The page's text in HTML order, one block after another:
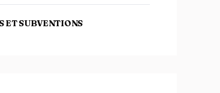
ET SUBVENTIONS